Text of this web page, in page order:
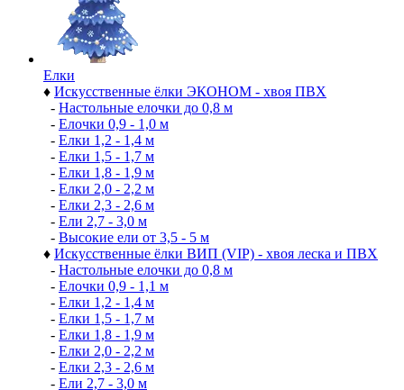
Елки
♦ Искусственные ёлки ЭКОНОМ - хвоя ПВХ
- Настольные елочки до 0,8 м
- Елочки 0,9 - 1,0 м
- Елки 1,2 - 1,4 м
- Елки 1,5 - 1,7 м
- Елки 1,8 - 1,9 м
- Елки 2,0 - 2,2 м
- Елки 2,3 - 2,6 м
- Ели 2,7 - 3,0 м
- Высокие ели от 3,5 - 5 м
♦ Искусственные ёлки ВИП (VIP) - хвоя леска и ПВХ
- Настольные елочки до 0,8 м
- Елочки 0,9 - 1,1 м
- Елки 1,2 - 1,4 м
- Елки 1,5 - 1,7 м
- Елки 1,8 - 1,9 м
- Елки 2,0 - 2,2 м
- Елки 2,3 - 2,6 м
- Ели 2,7 - 3,0 м